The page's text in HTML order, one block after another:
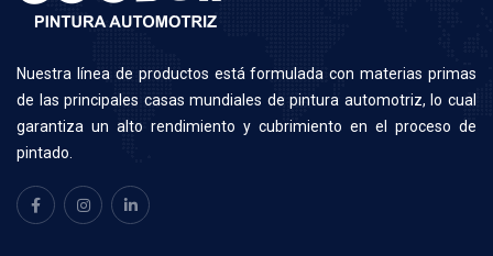
Nuestra línea de productos está formulada con materias primas
de las principales casas mundiales de pintura automotriz, lo cual
garantiza un alto rendimiento y cubrimiento en el proceso de
pintado.